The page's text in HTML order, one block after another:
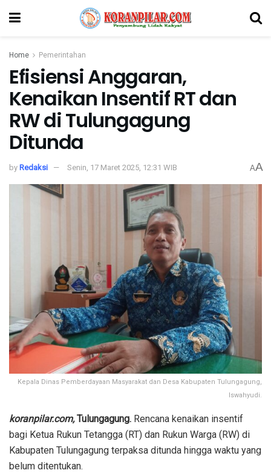
Home Pemerintahan
Efisiensi Anggaran,
Kenaikan Insentif RT dan
RW di Tulungagung
Ditunda
by Redaksi Senin, 17 Maret 2025, 12:31 WIB AA
Kepala Dinas Pemberdayaan Masyarakat dan Desa Kabupaten Tulungagung,
Iswahyudi.
koranpilar.com,Tulungagung. Rencana kenaikan insentif
bagi Ketua Rukun Tetangga (RT) dan Rukun Warga (RW) di
Kabupaten Tulungagung terpaksa ditunda hingga waktu yang
belum ditentukan.